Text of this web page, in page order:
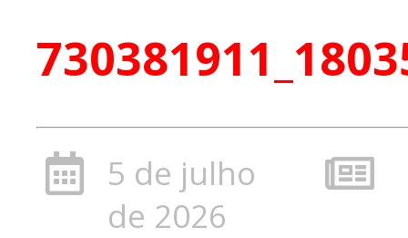
5 de julho
de 2026